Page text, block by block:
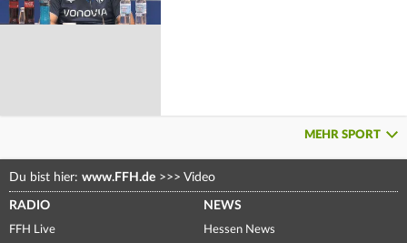
MEHR SPORT
Du bist hier: www.FFH.de >>> Video
RADIO
FFH Live
NEWS
Hessen News